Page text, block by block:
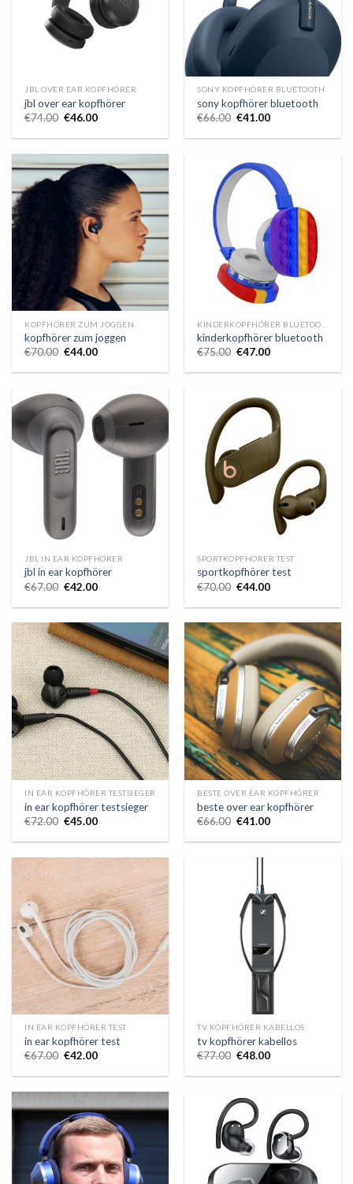
JBL OVER EAR KOPFHÖRER
jbl over ear kopfhörer
€74.00 €46.00
SONY KOPFHÖRER BLUETOOTH
sony kopfhörer bluetooth
€66.00 €41.00
KOPFHÖRER ZUM JOGGEN
kopfhörer zum joggen
€70.00 €44.00
kinderkopfhörer bluetooth
€75.00 €47.00
JBL IN EAR KOPFHÖRER
jbl in ear kopfhörer
€67.00 €42.00
SPORTKOPFHÖRER TEST
sportkopfhörer test
€70.00 €44.00
IN EAR KOPFHÖRER TESTSIEGER
in ear kopfhörer testsieger
€72.00 €45.00
BESTE OVER EAR KOPFHÖRER
beste over ear kopfhörer
€66.00 €41.00
IN EAR KOPFHÖRER TEST
in ear kopfhörer test
€67.00 €42.00
TV KOPFHÖRER KABELLOS
tv kopfhörer kabellos
€77.00 €48.00